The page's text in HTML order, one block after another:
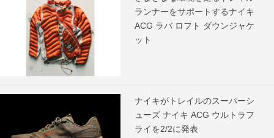
ランナーをサポートするナイキ
ACG ラバ ロフト ダウンジャケ
ット
ナイキがトレイルのスーパーシ
ューズ ナイキ ACG ウルトラフ
ライを2/2に発表